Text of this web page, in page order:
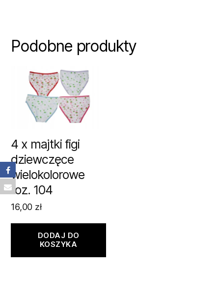
Podobne produkty
4 x majtki figi
dziewczęce
wielokolorowe
roz. 104
16,00 zł
DODAJ DO
KOSZYKA